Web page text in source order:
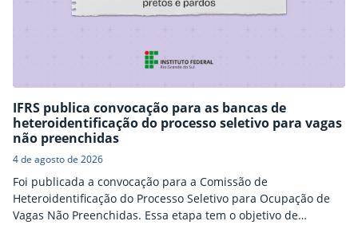
IFRS publica convocação para as bancas de
heteroidentificação do processo seletivo para vagas
não preenchidas
4 de agosto de 2026
Foi publicada a convocação para a Comissão de
Heteroidentificação do Processo Seletivo para Ocupação de
Vagas Não Preenchidas. Essa etapa tem o objetivo de